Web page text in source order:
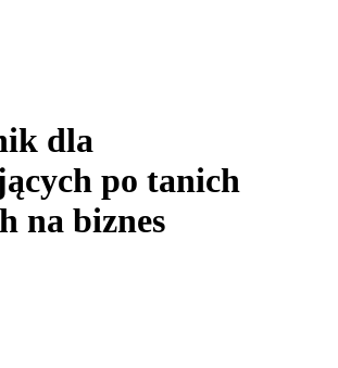
dla
po tanich
na biznes